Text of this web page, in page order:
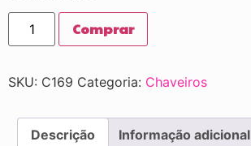
Comprar
SKU: C169 Categoria: Chaveiros
Descrição Informação adicional